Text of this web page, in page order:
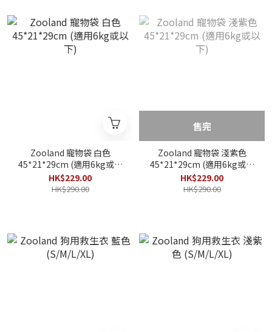
Zooland 寵物袋 白色
45*21*29cm (適用6kg或以
下)
HK$229.00
HK$290.00
售完
Zooland 寵物袋 淺紫色
45*21*29cm (適用6kg或以
下)
HK$229.00
HK$290.00